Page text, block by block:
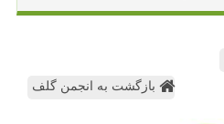
بازگشت به انجمن گلف